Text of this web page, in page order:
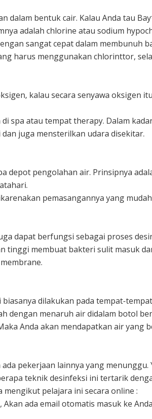
dalam bentuk cair. Kalau Anda tau
adalah chlorine atau sodium
sangat cepat dalam membunuh
harus menggunakan chlorinttor,
kalau secara senyawa oksigen itu
spa atau tempat therapy. Dalam
juga mensterilkan udara disekitar.
depot pengolahan air. Prinsipnya
pemasangannya yang
dapat berfungsi sebagai proses
tinggi membuat bakteri sulit masuk
dilakukan pada tempat-tempat
dengan menaruh air didalam botol
Anda akan mendapatkan air yang
pekerjaan lainnya yang menunggu.
teknik desinfeksi ini tertarik
mengikut pelajara ini secara online :
ada email otomatis masuk ke Anda